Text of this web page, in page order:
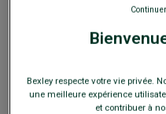
159€5 chemises
Bexley respecte votre vie privée.
une meilleure expérience
et contribuer à